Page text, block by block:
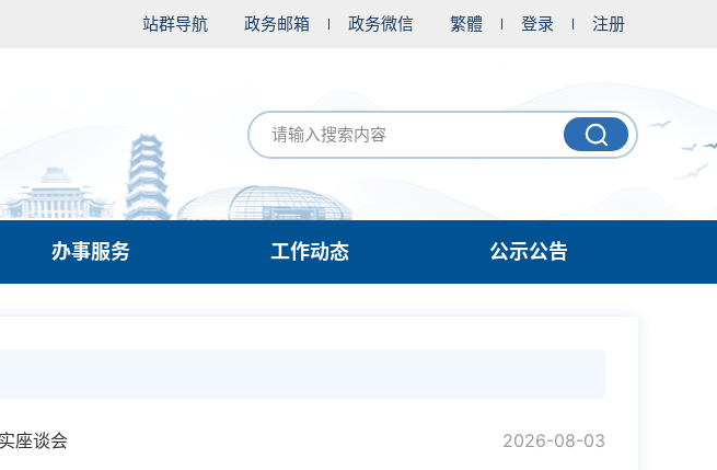
站群导航 政务邮箱 政务微信 繁體 登录 注册
办事服务 工作动态 公示公告
座谈会 2026-08-03